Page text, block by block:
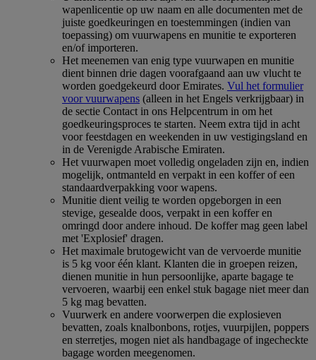
wapenlicentie op uw naam en alle documenten met de
juiste goedkeuringen en toestemmingen (indien van
toepassing) om vuurwapens en munitie te exporteren
en/of importeren.
Het meenemen van enig type vuurwapen en munitie
dient binnen drie dagen voorafgaand aan uw vlucht te
worden goedgekeurd door Emirates. Vul het formulier
voor vuurwapens (alleen in het Engels verkrijgbaar) in
de sectie Contact in ons Helpcentrum in om het
goedkeuringsproces te starten. Neem extra tijd in acht
voor feestdagen en weekenden in uw vestigingsland en
in de Verenigde Arabische Emiraten.
Het vuurwapen moet volledig ongeladen zijn en, indien
mogelijk, ontmanteld en verpakt in een koffer of een
standaardverpakking voor wapens.
Munitie dient veilig te worden opgeborgen in een
stevige, gesealde doos, verpakt in een koffer en
omringd door andere inhoud. De koffer mag geen label
met 'Explosief' dragen.
Het maximale brutogewicht van de vervoerde munitie
is 5 kg voor één klant. Klanten die in groepen reizen,
dienen munitie in hun persoonlijke, aparte bagage te
vervoeren, waarbij een enkel stuk bagage niet meer dan
5 kg mag bevatten.
Vuurwerk en andere voorwerpen die explosieven
bevatten, zoals knalbonbons, rotjes, vuurpijlen, poppers
en sterretjes, mogen niet als handbagage of ingecheckte
bagage worden meegenomen.